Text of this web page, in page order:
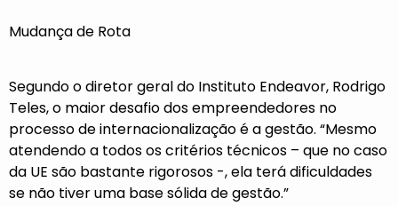
Mudança de Rota
Segundo o diretor geral do Instituto Endeavor, Rodrigo
Teles, o maior desafio dos empreendedores no
processo de internacionalização é a gestão. “Mesmo
atendendo a todos os critérios técnicos – que no caso
da UE são bastante rigorosos -, ela terá dificuldades
se não tiver uma base sólida de gestão.”